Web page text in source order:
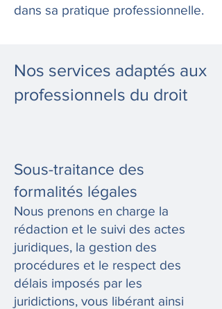
dans sa pratique professionnelle.
Nos services adaptés aux
professionnels du droit
Sous-traitance des
formalités légales
Nous prenons en charge la
rédaction et le suivi des actes
juridiques, la gestion des
procédures et le respect des
délais imposés par les
juridictions, vous libérant ainsi